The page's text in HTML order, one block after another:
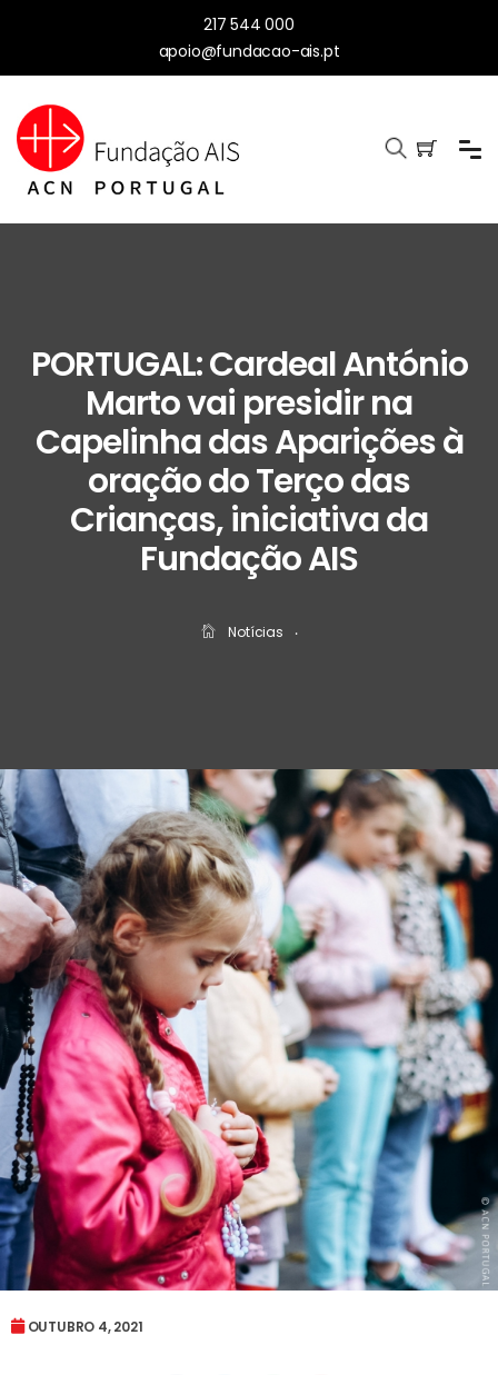
217 544 000
apoio@fundacao-ais.pt
PORTUGAL: Cardeal António
Marto vai presidir na
Capelinha das Aparições à
oração do Terço das
Crianças, iniciativa da
Fundação AIS
Notícias ‧
OUTUBRO 4, 2021